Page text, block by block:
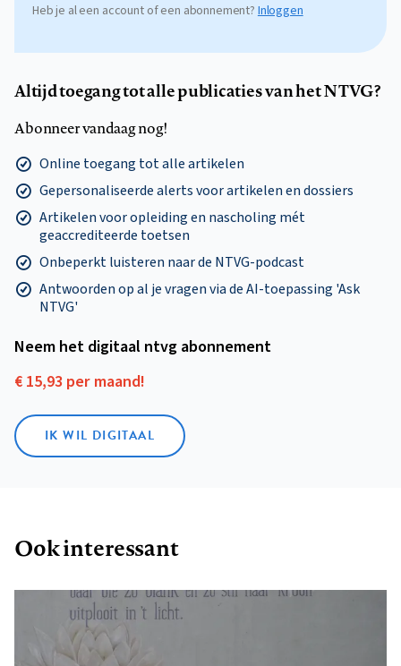
Heb je al een account of een abonnement? Inloggen
Altijd toegang tot alle publicaties van het NTVG?
Abonneer vandaag nog!
Online toegang tot alle artikelen
Gepersonaliseerde alerts voor artikelen en dossiers
Artikelen voor opleiding en nascholing mét
geaccrediteerde toetsen
Onbeperkt luisteren naar de NTVG-podcast
Antwoorden op al je vragen via de AI-toepassing 'Ask
NTVG'
Neem het digitaal ntvg abonnement
€ 15,93 per maand!
IK WIL DIGITAAL
Ook interessant